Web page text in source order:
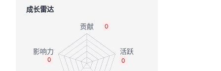
成长雷达
0
0
0